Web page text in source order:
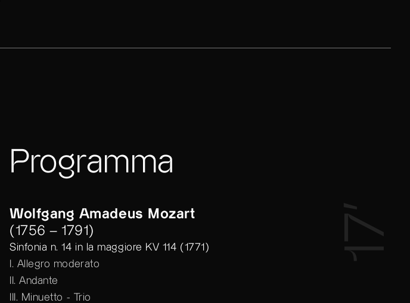
Programma
Wolfgang Amadeus Mozart
(1756 – 1791)
Sinfonia n. 14 in la maggiore KV 114 (1771)
I. Allegro moderato
II. Andante
III. Minuetto - Trio
17’